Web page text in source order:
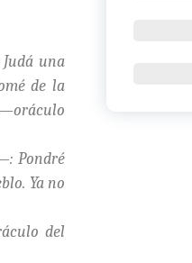
una
de la
—oráculo
Pondré
Ya no
del